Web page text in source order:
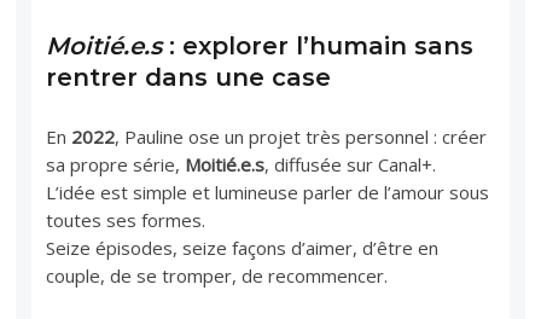
Moitié.e.s: explorer l’humain sans
rentrer dans une case
En 2022, Pauline ose un projet très personnel : créer
sa propre série, Moitié.e.s, diffusée sur Canal+.
L’idée est simple et lumineuse parler de l’amour sous
toutes ses formes.
Seize épisodes, seize façons d’aimer, d’être en
couple, de se tromper, de recommencer.